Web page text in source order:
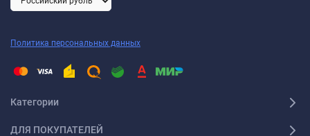
Политика персональных данных
Категории
ДЛЯ ПОКУПАТЕЛЕЙ